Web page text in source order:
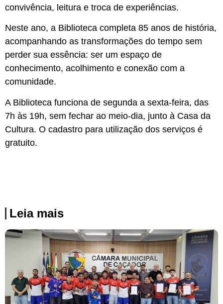
convivência, leitura e troca de experiências.
Neste ano, a Biblioteca completa 85 anos de história,
acompanhando as transformações do tempo sem
perder sua essência: ser um espaço de
conhecimento, acolhimento e conexão com a
comunidade.
A Biblioteca funciona de segunda a sexta-feira, das
7h às 19h, sem fechar ao meio-dia, junto à Casa da
Cultura. O cadastro para utilização dos serviços é
gratuito.
Leia mais